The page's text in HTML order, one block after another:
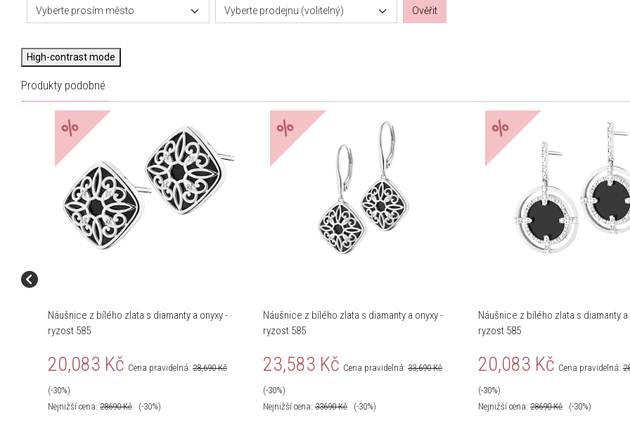
Vyberte prosím město Vyberte prodejnu (volitelný) Ověřit
High-contrast mode
Produkty podobné
%
Náušnice z bílého zlata s diamanty a onyxy -
ryzost 585
20,083 Kč Cena pravidelná: 28,690 Kč
(-30%)
Nejnižší cena: 28690 Kč (-30%)
%
Náušnice z bílého zlata s diamanty a onyxy -
ryzost 585
23,583 Kč Cena pravidelná: 33,690 Kč
(-30%)
Nejnižší cena: 33690 Kč (-30%)
%
Náušnice z bílého zlata s diamanty a
ryzost 585
20,083 Kč Cena pravidelná:
(-30%)
Nejnižší cena: 28690 Kč (-30%)